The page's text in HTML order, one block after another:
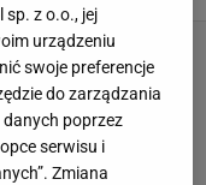
z o.o., jej
urządzeniu
swoje preferencje
do zarządzania
poprzez
serwisu i
Zmiana